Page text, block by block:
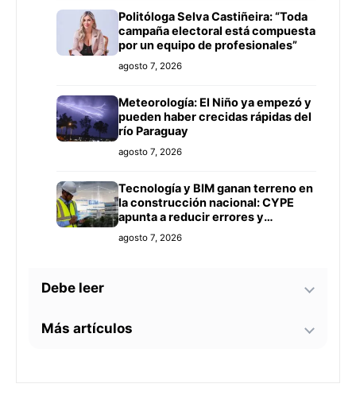
Politóloga Selva Castiñeira: “Toda
campaña electoral está compuesta
por un equipo de profesionales”
agosto 7, 2026
Meteorología: El Niño ya empezó y
pueden haber crecidas rápidas del
río Paraguay
agosto 7, 2026
Tecnología y BIM ganan terreno en
la construcción nacional: CYPE
apunta a reducir errores y
sobrecostos
agosto 7, 2026
Debe leer
Este 15 de agosto emprendedores
Más artículos